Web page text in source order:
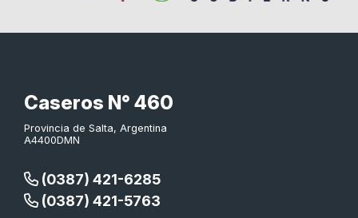
Caseros N° 460
Provincia de Salta, Argentina
A4400DMN
(0387) 421-6285
(0387) 421-5763